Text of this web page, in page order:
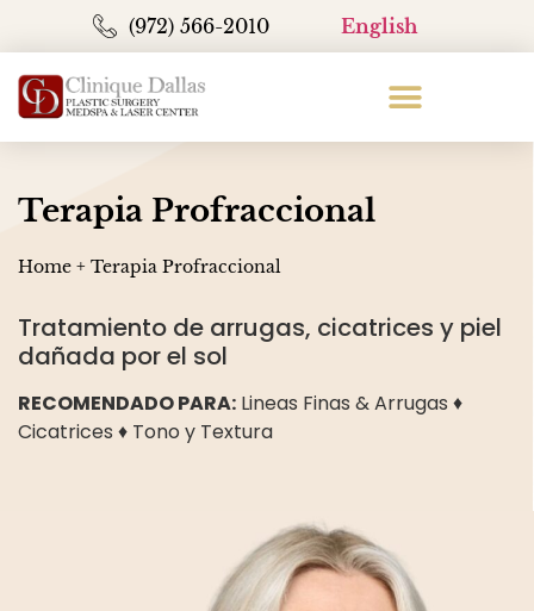
(972) 566-2010 English
Terapia Profraccional
Home + Terapia Profraccional
Tratamiento de arrugas, cicatrices y piel
dañada por el sol
RECOMENDADO PARA: Lineas Finas & Arrugas ♦
Cicatrices ♦ Tono y Textura